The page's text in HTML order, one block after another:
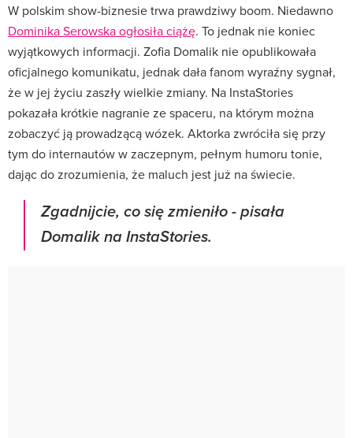
W polskim show-biznesie trwa prawdziwy boom. Niedawno
Dominika Serowska ogłosiła ciążę. To jednak nie koniec
wyjątkowych informacji. Zofia Domalik nie opublikowała
oficjalnego komunikatu, jednak dała fanom wyraźny sygnał,
że w jej życiu zaszły wielkie zmiany. Na InstaStories
pokazała krótkie nagranie ze spaceru, na którym można
zobaczyć ją prowadzącą wózek. Aktorka zwróciła się przy
tym do internautów w zaczepnym, pełnym humoru tonie,
dając do zrozumienia, że maluch jest już na świecie.
Zgadnijcie, co się zmieniło - pisała
Domalik na InstaStories.